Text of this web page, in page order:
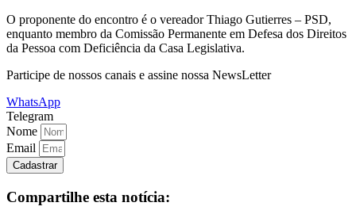
O proponente do encontro é o vereador Thiago Gutierres – PSD,
enquanto membro da Comissão Permanente em Defesa dos Direitos
da Pessoa com Deficiência da Casa Legislativa.
Participe de nossos canais e assine nossa NewsLetter
WhatsApp
Telegram
Nome
Email
Cadastrar
Compartilhe esta notícia: